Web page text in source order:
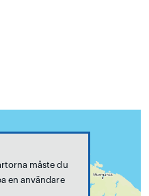
måste du
en användare